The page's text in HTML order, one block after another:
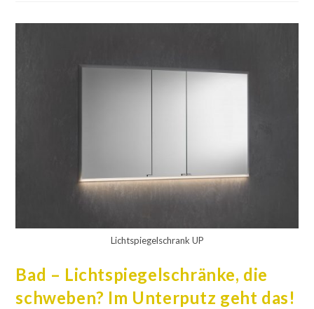
Lichtspiegelschrank UP
Bad – Lichtspiegelschränke, die
schweben? Im Unterputz geht das!